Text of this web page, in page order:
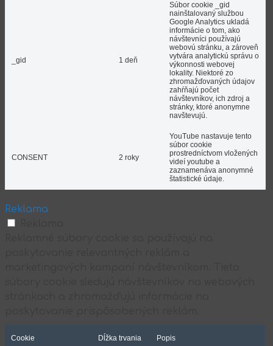
_gid 1 deň
Súbor cookie _gid
nainštalovaný službou
Google Analytics ukladá
informácie o tom, ako
návštevníci používajú
webovú stránku, a zároveň
vytvára analytickú správu o
výkonnosti webovej
lokality. Niektoré zo
zhromažďovaných údajov
zahŕňajú počet
návštevníkov, ich zdroj a
stránky, ktoré anonymne
navštevujú.
CONSENT 2 roky
YouTube nastavuje tento
súbor cookie
prostredníctvom vložených
videí youtube a
zaznamenáva anonymné
štatistické údaje.
Reklama
Cookie Dĺžka trvania Popis